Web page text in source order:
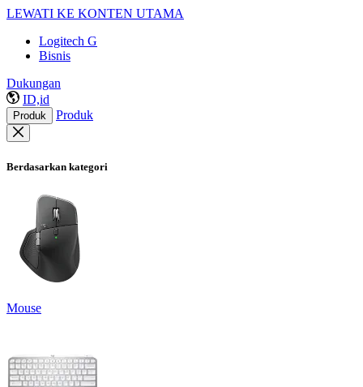
LEWATI KE KONTEN UTAMA
Logitech G
Bisnis
Dukungan
ID,id
Produk Produk
Berdasarkan kategori
Mouse